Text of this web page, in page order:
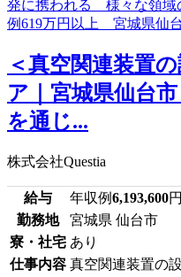
＜真空関連装置
ア｜宮城県仙台
を通じ...
株式会社Questia
給与 年収例6,193,600円
勤務地
宮城県 仙台市
寮・社宅 あり
仕事内容 真空関連装置の